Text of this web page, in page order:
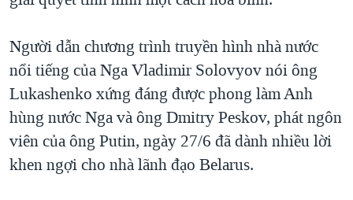
Người dẫn chương trình truyền hình nhà nước
nổi tiếng của Nga Vladimir Solovyov nói ông
Lukashenko xứng đáng được phong làm Anh
hùng nước Nga và ông Dmitry Peskov, phát ngôn
viên của ông Putin, ngày 27/6 đã dành nhiều lời
khen ngợi cho nhà lãnh đạo Belarus.